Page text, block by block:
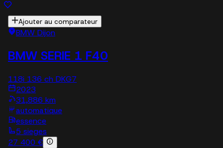
Ajouter au comparateur
BMW Dijon
BMW SERIE 1 F40
118i 136 ch DKG7
2023
31,886 km
automatique
essence
5 sieges
27 400 €